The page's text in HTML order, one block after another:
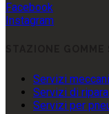
Facebook
Instagram
Servizi
Servizi di
Servizi per